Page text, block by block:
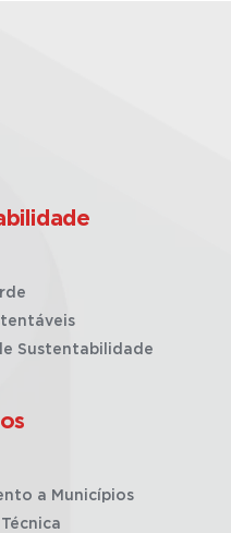
Sustentabilidade
a Municípios